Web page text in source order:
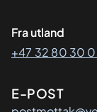
Fra utland
+47 32 80 30
E-POST